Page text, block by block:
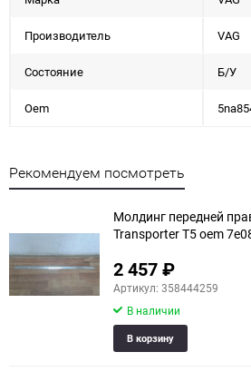
Производитель VAG
Состояние Б/У
Oem
Рекомендуем посмотреть
Молдинг передней
Transporter T5 oem
2 457₽
Артикул: 358444259
В наличии
В корзину